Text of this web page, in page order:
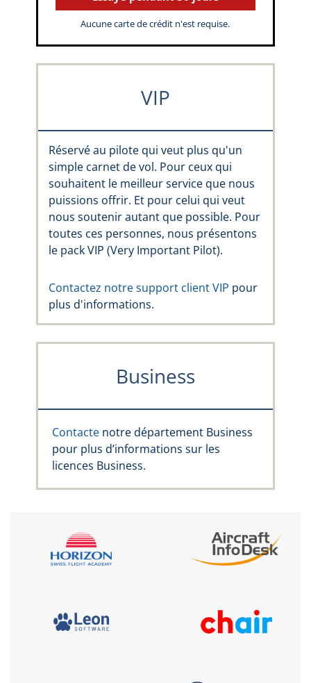
Aucune carte de crédit n'est requise.
VIP
Réservé au pilote qui veut plus qu'un
simple carnet de vol. Pour ceux qui
souhaitent le meilleur service que nous
puissions offrir. Et pour celui qui veut
nous soutenir autant que possible. Pour
toutes ces personnes, nous présentons
le pack VIP (Very Important Pilot).
Contactez notre support client VIP pour
plus d'informations.
Business
Contacte notre département Business
pour plus d’informations sur les
licences Business.